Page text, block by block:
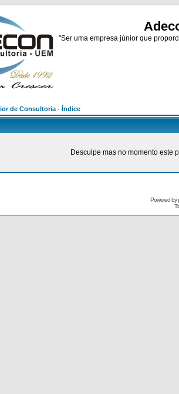
"Ser uma empresa júnior que
de Consultoria - Índice
Desculpe mas no momento este
Powered by